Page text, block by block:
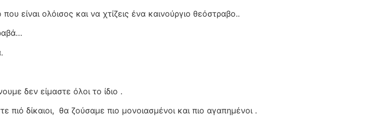
είναι ολόισος και να χτίζεις ένα καινούργιο θεόστραβο..
δεν είμαστε όλοι το ίδιο .
πιό δίκαιοι, θα ζούσαμε πιο μονοιασμένοι και πιο αγαπημένοι .